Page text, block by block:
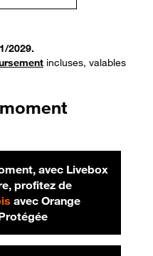
2029.
incluses, valables
avec Livebox
profitez de
20 € par mois
avec Orange